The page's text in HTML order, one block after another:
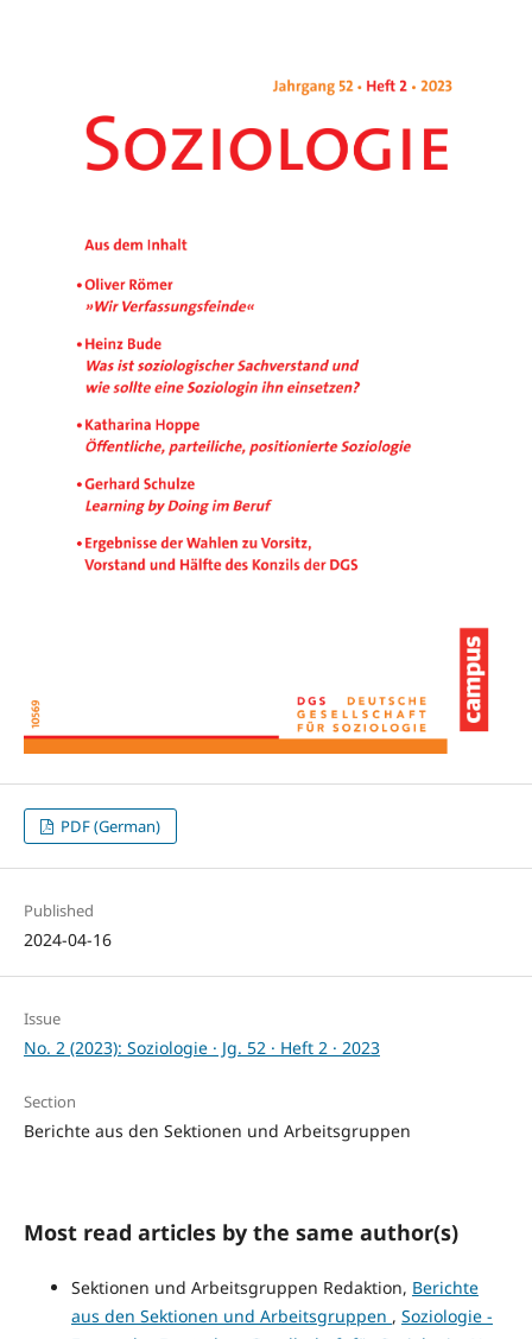
PDF (German)
Published
2024-04-16
Issue
No. 2 (2023): Soziologie · Jg. 52 · Heft 2 · 2023
Section
Berichte aus den Sektionen und Arbeitsgruppen
Most read articles by the same author(s)
Sektionen und Arbeitsgruppen Redaktion, Berichte
aus den Sektionen und Arbeitsgruppen , Soziologie -